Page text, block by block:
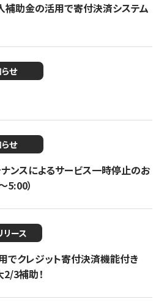
補助金の活用で寄付決済システム
せ
せ
ナンスによるサービス一時停止のお
5:00）
リース
クレジット寄付決済機能付き
3補助！